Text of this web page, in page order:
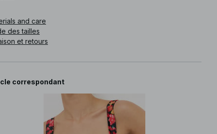
and care
des tailles
et retours
correspondant